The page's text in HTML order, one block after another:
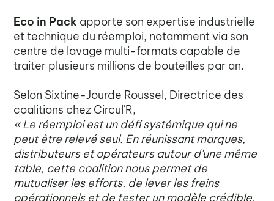
Eco in Pack apporte son expertise industrielle
et technique du réemploi, notamment via son
centre de lavage multi-formats capable de
traiter plusieurs millions de bouteilles par an.
Selon Sixtine-Jourde Roussel, Directrice des
coalitions chez Circul'R,
« Le réemploi est un défi systémique qui ne
peut être relevé seul. En réunissant marques,
distributeurs et opérateurs autour d'une même
table, cette coalition nous permet de
mutualiser les efforts, de lever les freins
opérationnels et de tester un modèle crédible,